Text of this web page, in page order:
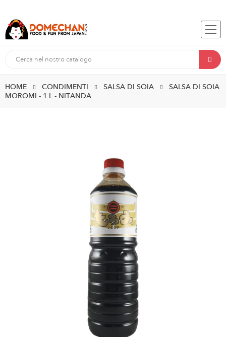
HOME CONDIMENTI SALSA DI SOIA
SALSA DI SOIA
MOROMI - 1 L - NITANDA